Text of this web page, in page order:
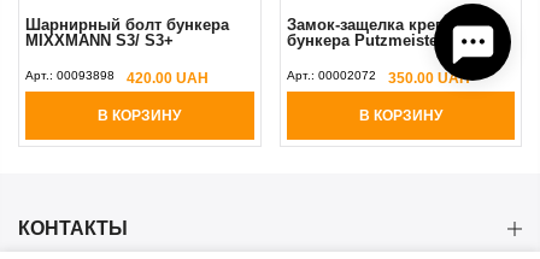
Шарнирный болт бункера
MIXXMANN S3/ S3+
Арт.: 00093898 420.00 UAH
В КОРЗИНУ
Замок-защелка крепления
бункера Putzmeister MP25
Арт.: 00002072 350.00 UAH
В КОРЗИНУ
КОНТАКТЫ